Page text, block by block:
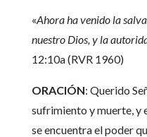
«Ahora ha venido la
nuestro Dios, y la
12:10a (RVR 1960)
ORACIÓN: Querido
sufrimiento y muerte, y
se encuentra el poder